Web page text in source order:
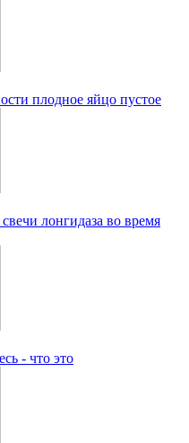
плодное яйцо пустое
лонгидаза во время
- что это